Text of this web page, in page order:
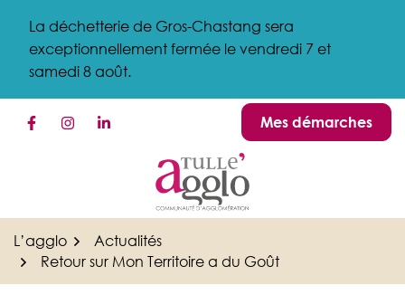
contenu
La déchetterie de Gros-Chastang sera
exceptionnellement fermée le vendredi 7 et
samedi 8 août.
Lien vers le compte Facebook
Lien vers le compte Instagram
Lien vers le compte LinkedinMes démarches
L’agglo
Actualités
Retour sur Mon Territoire a du Goût